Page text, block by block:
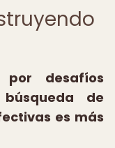
desafíos
de
es más